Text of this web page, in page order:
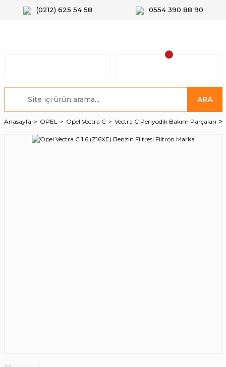
(0212) 625 54 58 0554 390 88 90
ARA
Anasayfa OPEL Opel Vectra C Vectra C Periyodik Bakım Parçaları